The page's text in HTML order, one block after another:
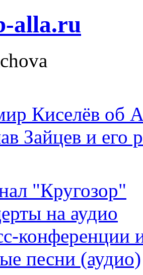
alla.ru
Киселёв об
Зайцев и его
"Кругозор"
на аудио
конференции
песни (аудио)